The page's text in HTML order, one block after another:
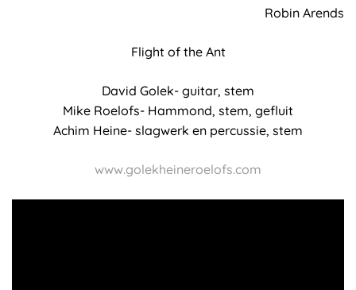
Robin Arends
Flight of the Ant
David Golek- guitar, stem
Mike Roelofs- Hammond, stem, gefluit
Achim Heine- slagwerk en percussie, stem
www.golekheineroelofs.com